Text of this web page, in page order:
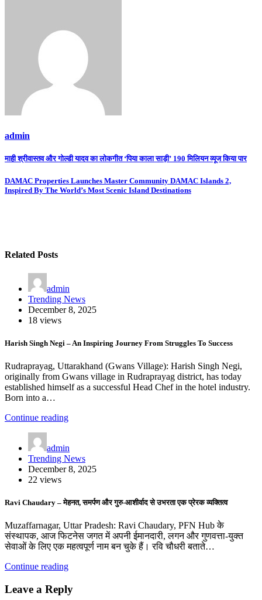
admin
Post
navigation
माही श्रीवास्तव और गोल्डी यादव का लोकगीत ‘पिया काला साड़ी’ 190 मिलियन व्यूज किया पार
DAMAC Properties Launches Master Community DAMAC Islands 2,
Inspired By The World’s Most Scenic Island Destinations
Related Posts
admin
Trending News
December 8, 2025
18 views
Harish Singh Negi – An Inspiring Journey From Struggles To Success
Rudraprayag, Uttarakhand (Gwans Village): Harish Singh Negi,
originally from Gwans village in Rudraprayag district, has today
established himself as a successful Head Chef in the hotel industry.
Born into a…
Continue reading
admin
Trending News
December 8, 2025
22 views
Ravi Chaudary – मेहनत, समर्पण और गुरु-आशीर्वाद से उभरता एक प्रेरक व्यक्तित्व
Muzaffarnagar, Uttar Pradesh: Ravi Chaudary, PFN Hub के
संस्थापक, आज फिटनेस जगत में अपनी ईमानदारी, लगन और गुणवत्ता-युक्त
सेवाओं के लिए एक महत्वपूर्ण नाम बन चुके हैं। रवि चौधरी बताते…
Continue reading
Leave a Reply